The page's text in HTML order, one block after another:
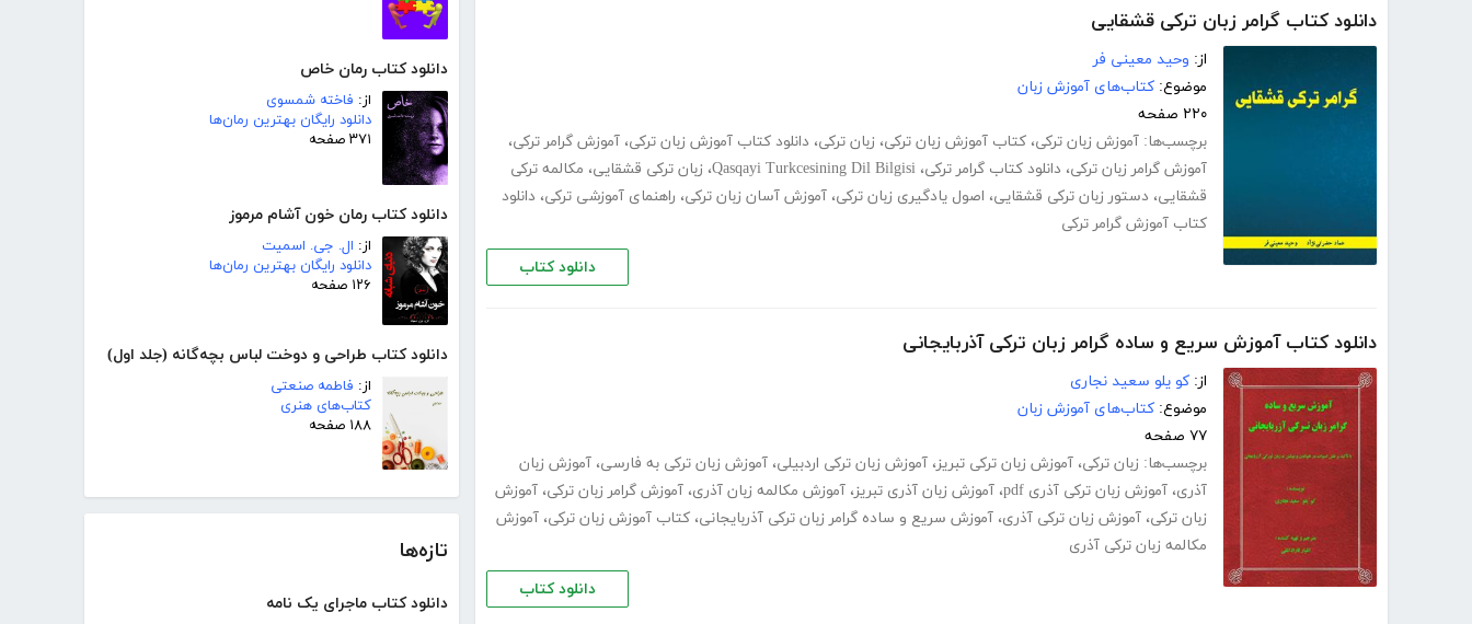
دانلود کتاب رمان خاص
از: فاخته شمسوی
دانلود رایگان بهترین رمان‌ها
۳۷۱ صفحه
دانلود کتاب رمان خون آشام مرموز
از: ال. جی. اسمیت
دانلود رایگان بهترین رمان‌ها
۱۲۶ صفحه
دانلود کتاب طراحی و دوخت لباس بچه‌گانه (جلد اول)
از: فاطمه صنعتی
کتاب‌های هنری
۱۸۸ صفحه
تازه‌ها
دانلود کتاب ماجرای یک نامه
دانلود کتاب گرامر زبان ترکی قشقایی
از: وحید معینی فر
موضوع: کتاب‌های آموزش زبان
۲۲۰ صفحه
برچسب‌ها: آموزش زبان ترکی، کتاب آموزش زبان ترکی، زبان ترکی، دانلود کتاب آموزش زبان ترکی، آموزش گرامر ترکی،
آموزش گرامر زبان ترکی، دانلود کتاب گرامر ترکی، Qasqayi Turkcesining Dil Bilgisi، زبان ترکی قشقایی، مکالمه ترکی
قشقایی، دستور زبان ترکی قشقایی، اصول یادگیری زبان ترکی، آموزش آسان زبان ترکی، راهنمای آموزشی ترکی، دانلود
کتاب آموزش گرامر ترکی
دانلود کتاب
دانلود کتاب آموزش سریع و ساده گرامر زبان ترکی آذربایجانی
از: کو یلو سعید نجاری
موضوع: کتاب‌های آموزش زبان
۷۷ صفحه
برچسب‌ها: زبان ترکی، آموزش زبان ترکی تبریز، آموزش زبان ترکی اردبیلی، آموزش زبان ترکی به فارسی، آموزش زبان
آذری، آموزش زبان ترکی آذری pdf ، آموزش زبان آذری تبریز، آموزش مکالمه زبان آذری، آموزش گرامر زبان ترکی، آموزش
زبان ترکی، آموزش زبان ترکی آذری، آموزش سریع و ساده گرامر زبان ترکی آذربایجانی، کتاب آموزش زبان ترکی، آموزش
مکالمه زبان ترکی آذری
دانلود کتاب